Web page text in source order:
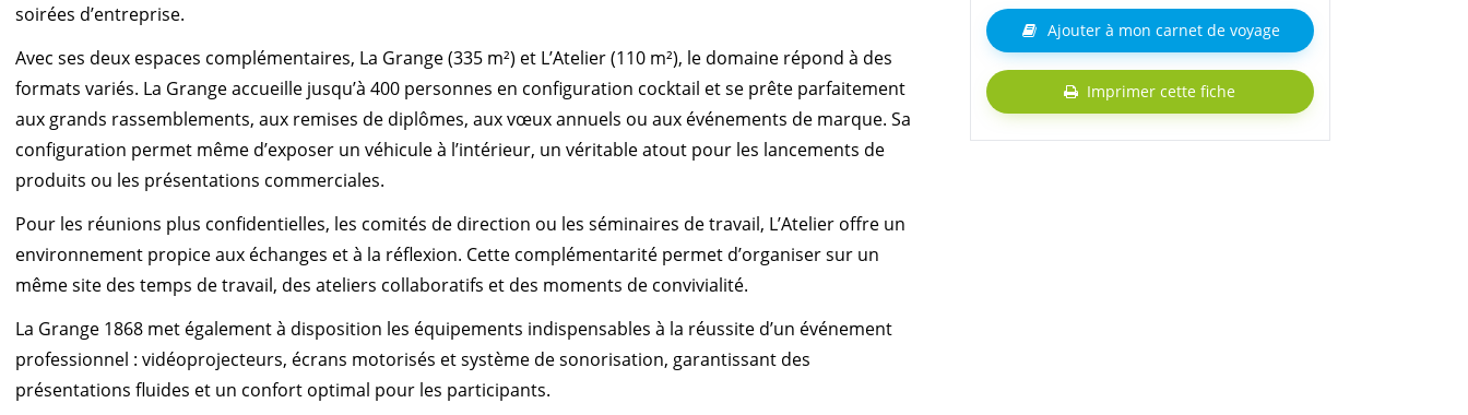
soirées d’entreprise.
Avec ses deux espaces complémentaires, La Grange (335 m²) et L’Atelier (110 m²), le domaine répond à des
formats variés. La Grange accueille jusqu’à 400 personnes en configuration cocktail et se prête parfaitement
aux grands rassemblements, aux remises de diplômes, aux vœux annuels ou aux événements de marque. Sa
configuration permet même d’exposer un véhicule à l’intérieur, un véritable atout pour les lancements de
produits ou les présentations commerciales.
Pour les réunions plus confidentielles, les comités de direction ou les séminaires de travail, L’Atelier offre un
environnement propice aux échanges et à la réflexion. Cette complémentarité permet d’organiser sur un
même site des temps de travail, des ateliers collaboratifs et des moments de convivialité.
La Grange 1868 met également à disposition les équipements indispensables à la réussite d’un événement
professionnel : vidéoprojecteurs, écrans motorisés et système de sonorisation, garantissant des
présentations fluides et un confort optimal pour les participants.
Ajouter à mon carnet de voyage
Imprimer cette fiche